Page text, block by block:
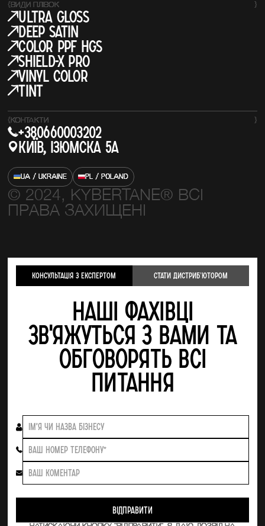
{ВИДИ ПЛІВОК }
Ultra Gloss
Deep Satin
COLOR PPF HGS
SHIELD-X PRO
Vinyl Color
Tint
{ КОНТАКТИ }
+380660003202
Київ, Ізюмска 5а
UA / UKRAINE PL / POLAND
© 2024, KYBERTANE® ВСІ
ПРАВА ЗАХИЩЕНІ
Консультація з експертом стати Дистрибʼютором
Наші фахівці
зв'яжуться з Вами та
обговорять всі
питання